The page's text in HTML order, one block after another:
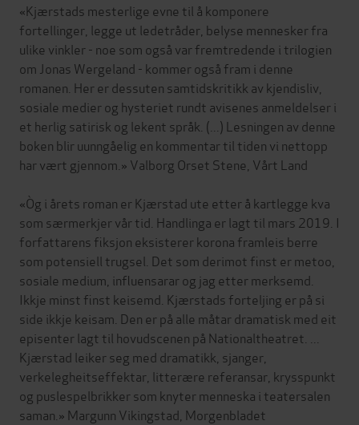
«Kjærstads mesterlige evne til å komponere
fortellinger, legge ut ledetråder, belyse mennesker fra
ulike vinkler - noe som også var fremtredende i trilogien
om Jonas Wergeland - kommer også fram i denne
romanen. Her er dessuten samtidskritikk av kjendisliv,
sosiale medier og hysteriet rundt avisenes anmeldelser i
et herlig satirisk og lekent språk. (...) Lesningen av denne
boken blir uunngåelig en kommentar til tiden vi nettopp
har vært gjennom.» Valborg Orset Stene, Vårt Land
«Òg i årets roman er Kjærstad ute etter å kartlegge kva
som særmerkjer vår tid. Handlinga er lagt til mars 2019. I
forfattarens fiksjon eksisterer korona framleis berre
som potensiell trugsel. Det som derimot finst er metoo,
sosiale medium, influensarar og jag etter merksemd.
Ikkje minst finst keisemd. Kjærstads forteljing er på si
side ikkje keisam. Den er på alle måtar dramatisk med eit
episenter lagt til hovudscenen på Nationaltheatret. ...
Kjærstad leiker seg med dramatikk, sjanger,
verkelegheitseffektar, litterære referansar, krysspunkt
og puslespelbrikker som knyter menneska i teatersalen
saman.» Margunn Vikingstad, Morgenbladet